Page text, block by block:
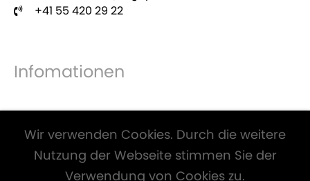
+41 55 420 29 22
Infomationen
Wir verwenden Cookies. Durch die weitere
Nutzung der Webseite stimmen Sie der
Verwendung von Cookies zu.